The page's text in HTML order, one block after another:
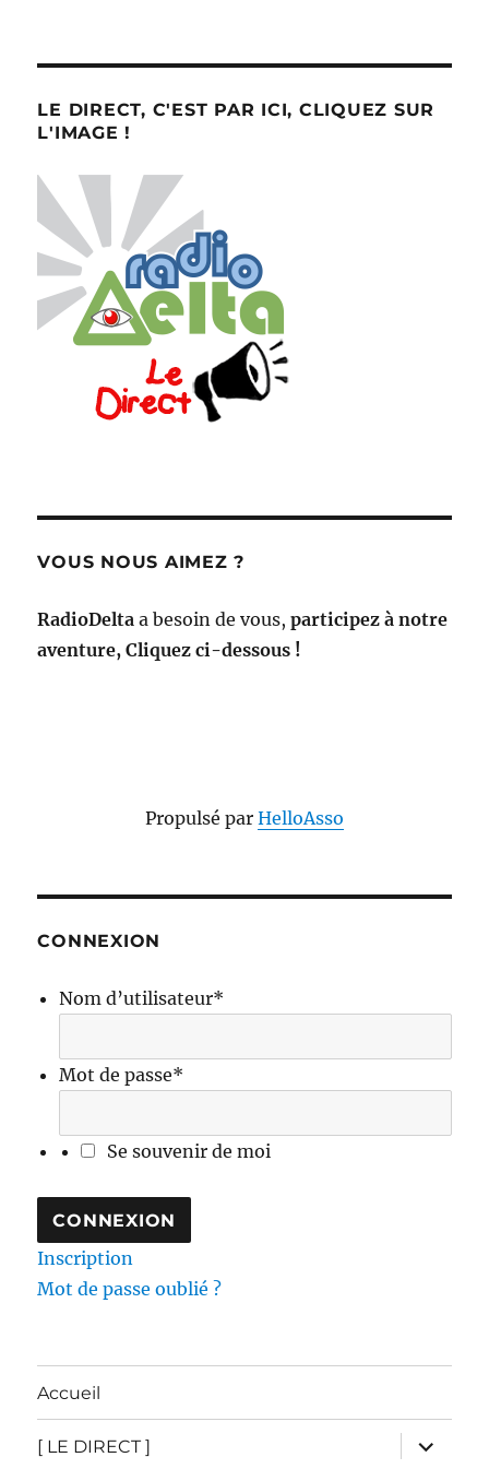
LE DIRECT, C'EST PAR ICI, CLIQUEZ SUR
L'IMAGE !
VOUS NOUS AIMEZ ?
RadioDelta a besoin de vous,participez à notre
aventure, Cliquez ci-dessous !
Propulsé par HelloAsso
CONNEXION
Nom d’utilisateur*
Mot de passe*
Se souvenir de moi
Inscription
Mot de passe oublié ?
Accueil
[ LE DIRECT ]
ouvrir
le